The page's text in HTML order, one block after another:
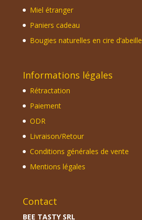
Miel étranger
Paniers cadeau
Bougies naturelles en cire d’abeille
Informations légales
Rétractation
Paiement
ODR
Livraison/Retour
Conditions générales de vente
Mentions légales
Contact
BEE TASTY SRL